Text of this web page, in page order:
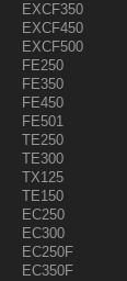
EXCF350
EXCF450
EXCF500
FE250
FE350
FE450
FE501
TE250
TE300
TX125
TE150
EC250
EC300
EC250F
EC350F